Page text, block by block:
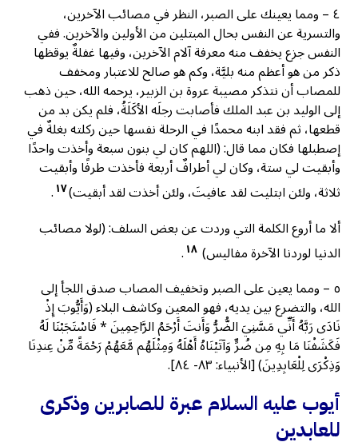
٤ – ومما يعينك على الصبر، النظر في مصائب الآخرين،
والتسرية عن النفس بحال المبتلين من الأولين والآخرين. ففي
النفس جزع يخفف منه معرفة آلام الآخرين، وفيها غفلةٌ يوقظها
ذكر من هو أعظم منه بليَّة، وكم هو صالح للاعتبار ومخفف
للمصاب أن نتذكر مصيبة عروة بن الزبير، يرحمه الله، حين ذهب
إلى الوليد بن عبد الملك فأصابت رجلَه الأكَلَةُ، فلم يكن بد من
قطعها، ثم فقد ابنه محمدًا في الرحلة نفسها حين ركلته بغلةٌ في
إصطبلها فكان مما قال: (اللهم كان لي بنون سبعة وأخذت واحدًا
وأبقيت لي ستة، وكان لي أطرافٌ أربعة فأخذت طرفًا وأبقيت
ثلاثة، ولئن ابتليت لقد عافيتَ، ولئن أخذت لقد أبقيت)١٧.
ألا ما أروع الكلمة التي وردت عن بعض السلف: (لولا مصائب
الدنيا لوردنا الآخرة مفاليس) ١٨.
٥ – ومما يعين على الصبر وتخفيف المصاب صدق اللجأ إلى
الله، والتضرع بين يديه، فهو المعين وكاشف البلاء (وَأَيُّوبَ إِذْ
نَادَى رَبَّهُ أَنِّي مَسَّنِيَ الضُّرُّ وَأَنتَ أَرْحَمُ الرَّاحِمِينَ * فَاسْتَجَبْنَا لَهُ
فَكَشَفْنَا مَا بِهِ مِن ضُرٍّ وَآتَيْنَاهُ أَهْلَهُ وَمِثْلَهُم مَّعَهُمْ رَحْمَةً مِّنْ عِندِنَا
وَذِكْرَى لِلْعَابِدِينَ) [الأنبياء: ٨٣- ٨٤].
أيوب عليه السلام عبرة للصابرين وذكرى
للعابدين